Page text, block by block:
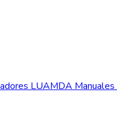
LUAMDA Manuales